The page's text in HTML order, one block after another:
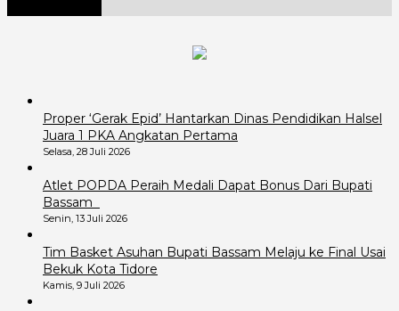
Proper ‘Gerak Epid’ Hantarkan Dinas Pendidikan Halsel
Juara 1 PKA Angkatan Pertama
Selasa, 28 Juli 2026
Atlet POPDA Peraih Medali Dapat Bonus Dari Bupati
Bassam
Senin, 13 Juli 2026
Tim Basket Asuhan Bupati Bassam Melaju ke Final Usai
Bekuk Kota Tidore
Kamis, 9 Juli 2026